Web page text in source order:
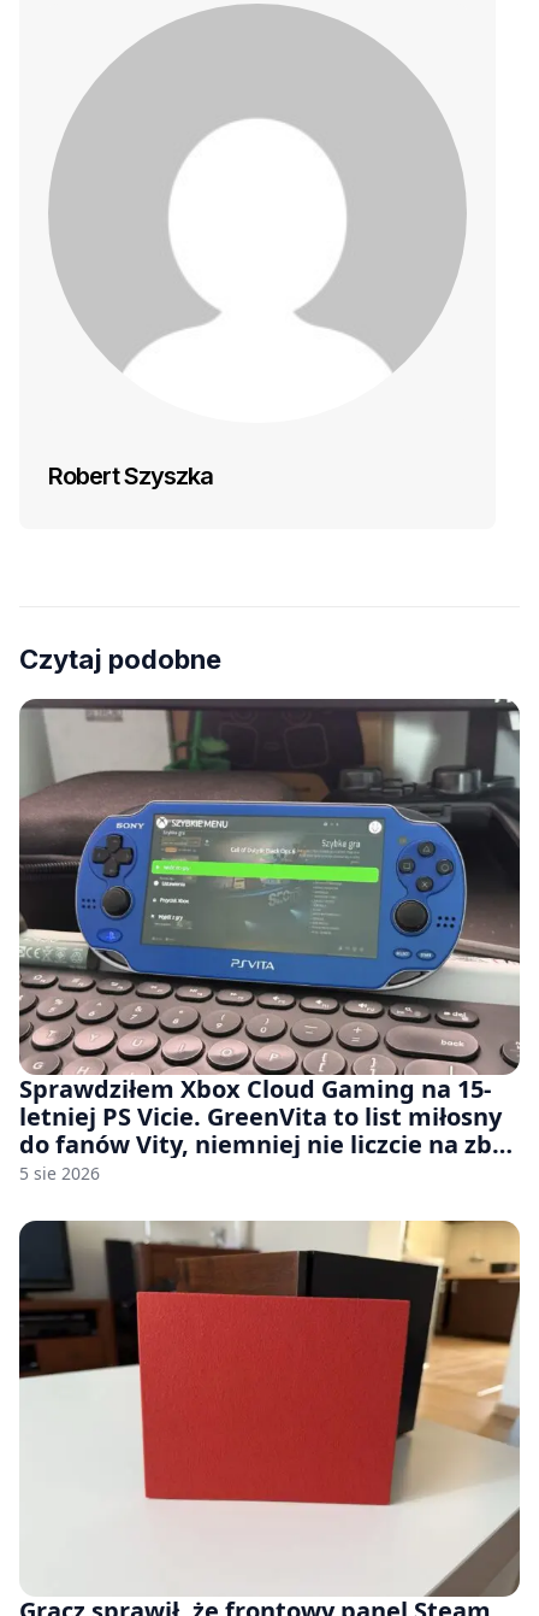
Robert Szyszka
Czytaj podobne
Sprawdziłem Xbox Cloud Gaming na 15-
letniej PS Vicie. GreenVita to list miłosny
do fanów Vity, niemniej nie liczcie na zbyt
wiele [FELIETON]
5 sie 2026